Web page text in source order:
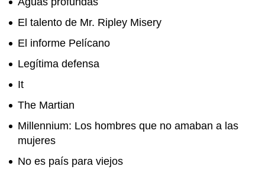
El talento de Mr. Ripley Misery
El informe Pelícano
Legítima defensa
It
The Martian
Millennium: Los hombres que no amaban a las
mujeres
No es país para viejos